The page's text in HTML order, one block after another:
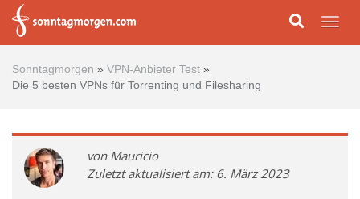
Skip to main content
Sonntagmorgen » VPN-Anbieter Test »
Die 5 besten VPNs für Torrenting und Filesharing
von Mauricio
Zuletzt aktualisiert am: 6. März 2023